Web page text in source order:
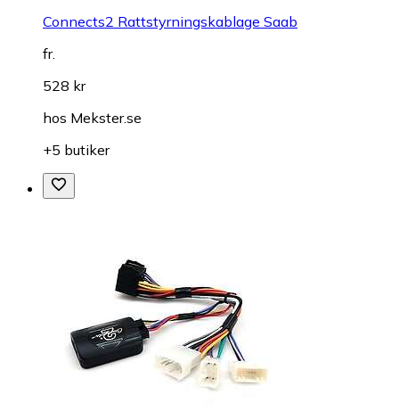
Connects2 Rattstyrningskablage Saab
fr.
528 kr
hos Mekster.se
+5 butiker